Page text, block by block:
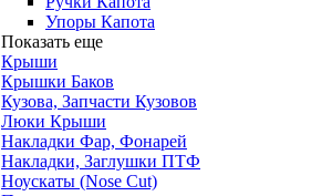
Упоры Капота
Показать еще
Крыши
Крышки Баков
Кузова, Запчасти Кузовов
Люки Крыши
Накладки Фар, Фонарей
Накладки, Заглушки ПТФ
Ноускаты (Nose Cut)